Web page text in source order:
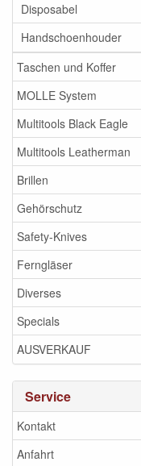
Disposabel
Handschoenhouder
Taschen und Koffer
MOLLE System
Multitools Black Eagle
Multitools Leatherman
Brillen
Gehörschutz
Safety-Knives
Ferngläser
Diverses
Specials
AUSVERKAUF
Service
Kontakt
Anfahrt